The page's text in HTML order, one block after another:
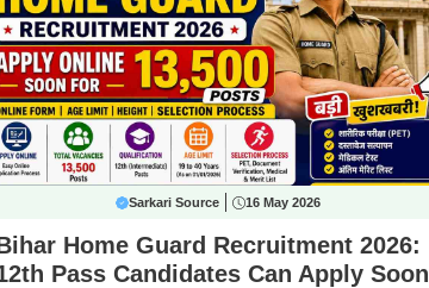
Sarkari Source 16 May 2026
Home Guard Recruitment 2026:
Pass Candidates Can Apply Soon